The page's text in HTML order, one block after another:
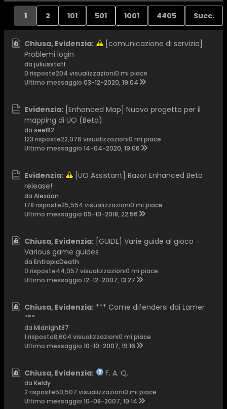
1 2 101 501 1001 4405 Succ.
Chiusa, Evidenzia:
[comunicazione di servizio]
Problemi login
da juliusstaff
0 risposte204 visualizzazioni0 mi piace
Ultimo messaggio 03-12-2020, 19:04
Evidenzia: [Enhanced Map] Nuovo progetto per il
mapping di UO (Beta)
da seel82
123 risposte22,076 visualizzazioni0 mi piace
Ultimo messaggio 14-04-2020, 19:06
Evidenzia:
[UO Assistant] Razor Enhanced Beta
release!
da Alexdan
178 risposte25,554 visualizzazioni0 mi piace
Ultimo messaggio 09-10-2018, 22:56
Chiusa, Evidenzia: [GUIDE] Varie guide al gioco -
Various game guides
da EntropicDeath
0 risposte44,057 visualizzazioni0 mi piace
Ultimo messaggio 12-12-2007, 13:27
Chiusa, Evidenzia: *** Come difendersi dai Lamer
***
da Midnight87
1 risposta8,604 visualizzazioni0 mi piace
Ultimo messaggio 10-10-2007, 19:16
Chiusa, Evidenzia: F. A. Q.
da Keldy
2 risposte50,507 visualizzazioni0 mi piace
Ultimo messaggio 10-08-2007, 19:14